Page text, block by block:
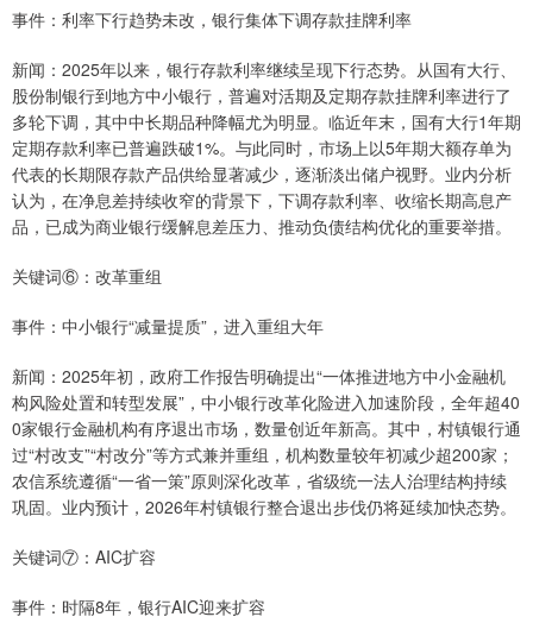
事件：利率下行趋势未改，银行集体下调存款挂牌利率
新闻：2025年以来，银行存款利率继续呈现下行态势。从国有大行、
股份制银行到地方中小银行，普遍对活期及定期存款挂牌利率进行了
多轮下调，其中中长期品种降幅尤为明显。临近年末，国有大行1年期
定期存款利率已普遍跌破1%。与此同时，市场上以5年期大额存单为
代表的长期限存款产品供给显著减少，逐渐淡出储户视野。业内分析
认为，在净息差持续收窄的背景下，下调存款利率、收缩长期高息产
品，已成为商业银行缓解息差压力、推动负债结构优化的重要举措。
关键词⑥：改革重组
事件：中小银行“减量提质”，进入重组大年
新闻：2025年初，政府工作报告明确提出“一体推进地方中小金融机
构风险处置和转型发展”，中小银行改革化险进入加速阶段，全年超40
0家银行金融机构有序退出市场，数量创近年新高。其中，村镇银行通
过“村改支”“村改分”等方式兼并重组，机构数量较年初减少超200家；
农信系统遵循“一省一策”原则深化改革，省级统一法人治理结构持续
巩固。业内预计，2026年村镇银行整合退出步伐仍将延续加快态势。
关键词⑦：AIC扩容
事件：时隔8年，银行AIC迎来扩容